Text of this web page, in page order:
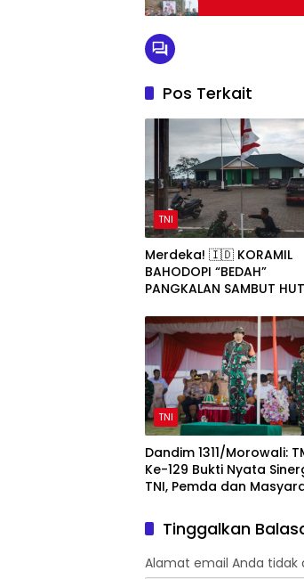
Pos Terkait
TNI
Merdeka! 🇮🇩 KORAMIL
BAHODOPI “BEDAH”
PANGKALAN SAMBUT
TNI
Dandim 1311/Morowali:
Ke-129 Bukti Nyata
TNI, Pemda dan
Tinggalkan
Alamat email Anda tidak